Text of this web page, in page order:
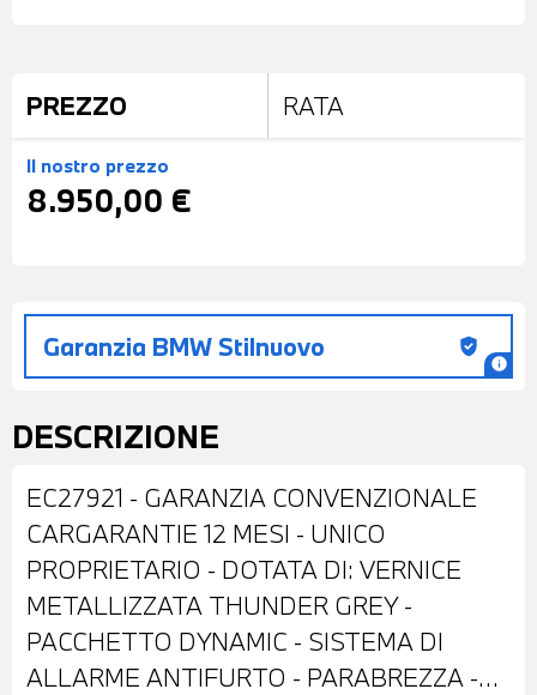
PREZZO RATA
Il nostro prezzo
8.950,00 €
Garanzia BMW Stilnuovo gpp_good
info
DESCRIZIONE
EC27921 - GARANZIA CONVENZIONALE
CARGARANTIE 12 MESI - UNICO
PROPRIETARIO - DOTATA DI: VERNICE
METALLIZZATA THUNDER GREY -
PACCHETTO DYNAMIC - SISTEMA DI
ALLARME ANTIFURTO - PARABREZZA -